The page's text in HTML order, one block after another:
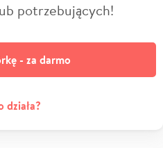
potrzebujących!
- za darmo
działa?